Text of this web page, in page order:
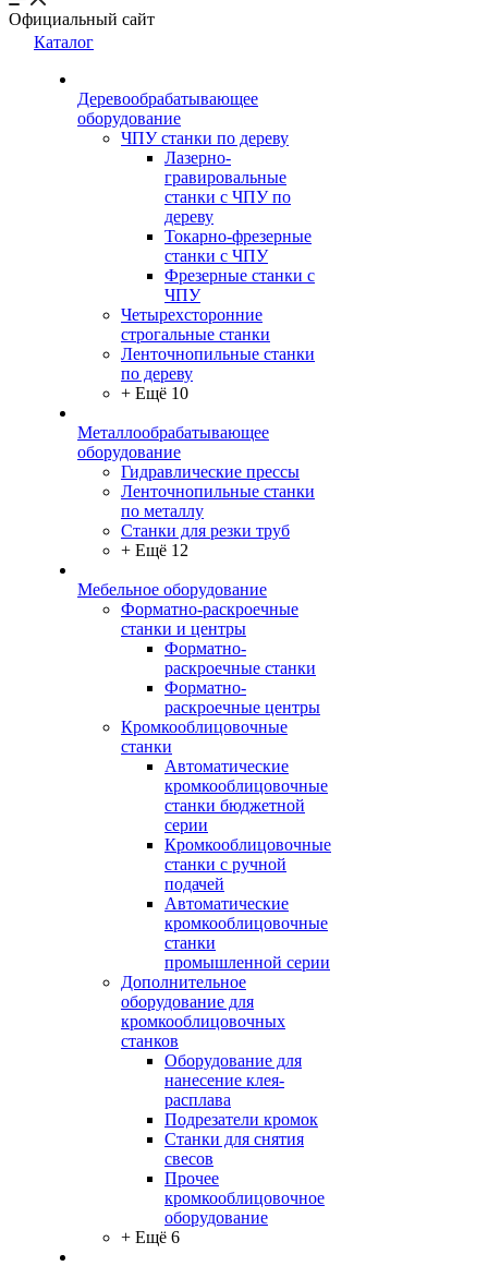
Официальный сайт
Каталог
Деревообрабатывающее
оборудование
ЧПУ станки по дереву
Лазерно-
гравировальные
станки с ЧПУ по
дереву
Токарно-фрезерные
станки с ЧПУ
Фрезерные станки с
ЧПУ
Четырехсторонние
строгальные станки
Ленточнопильные станки
по дереву
+ Ещё 10
Металлообрабатывающее
оборудование
Гидравлические прессы
Ленточнопильные станки
по металлу
Станки для резки труб
+ Ещё 12
Мебельное оборудование
Форматно-раскроечные
станки и центры
Форматно-
раскроечные станки
Форматно-
раскроечные центры
Кромкооблицовочные
станки
Автоматические
кромкооблицовочные
станки бюджетной
серии
Кромкооблицовочные
станки с ручной
подачей
Автоматические
кромкооблицовочные
станки
промышленной серии
Дополнительное
оборудование для
кромкооблицовочных
станков
Оборудование для
нанесение клея-
расплава
Подрезатели кромок
Станки для снятия
свесов
Прочее
кромкооблицовочное
оборудование
+ Ещё 6